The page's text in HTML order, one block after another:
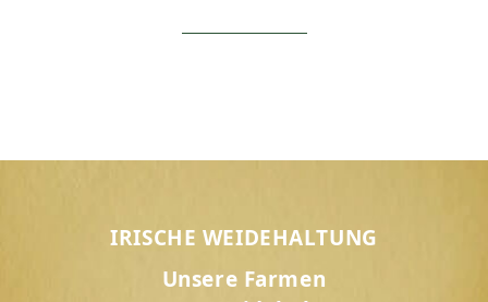
IRISCHE WEIDEHALTUNG
Unsere Farmen